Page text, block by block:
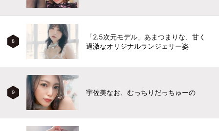
8
「2.5次元モデル」あまつまりな、甘く
過激なオリジナルランジェリー姿
9 宇佐美なお、むっちりだっちゅーの